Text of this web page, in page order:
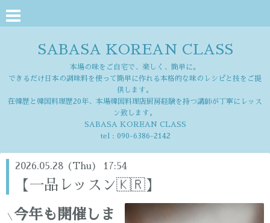
SABASA KOREAN CLASS
本場の味をご自宅で、楽しく、簡単に。
できるだけ日本の調味料を使って簡単に作れる本格的な味のレシピと技をご提
供します。
在韓歴と韓国料理歴20年、本場韓国料理店厨房経験を持つ講師が丁寧にレッス
ン致します。
SABASA KOREAN CLASS
tel : 090-6386-2142
2026.05.28 (Thu) 17:54
【一品レッスン🇰🇷】
＼ 今年も開催しま